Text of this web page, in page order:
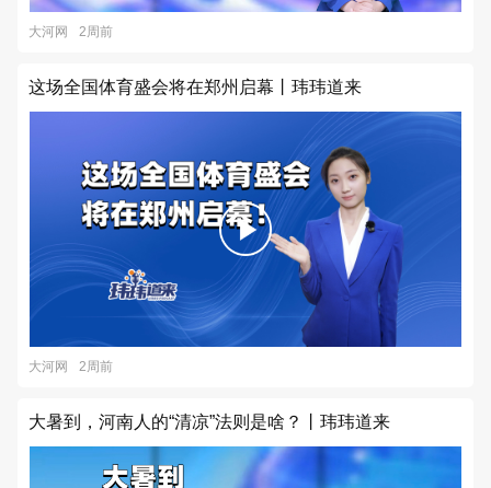
大河网 2周前
这场全国体育盛会将在郑州启幕丨玮玮道来
大河网 2周前
大暑到，河南人的“清凉”法则是啥？丨玮玮道来